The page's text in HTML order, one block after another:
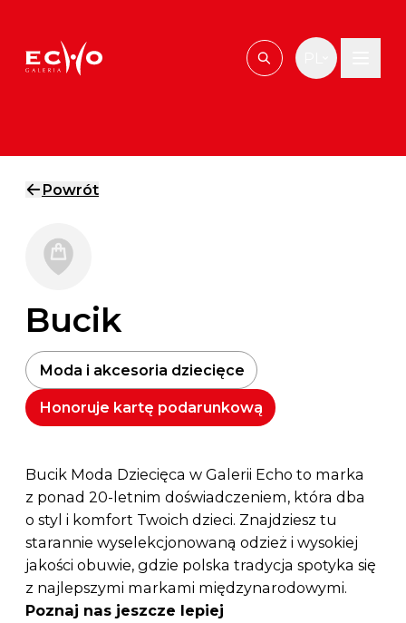
Wpisz, czego
Powrót
Bucik
Moda i akcesoria dziecięce
Honoruje kartę podarunkową
Bucik Moda Dziecięca w Galerii Echo to marka
z ponad 20-letnim doświadczeniem, która dba
o styl i komfort Twoich dzieci. Znajdziesz tu
starannie wyselekcjonowaną odzież i wysokiej
jakości obuwie, gdzie polska tradycja spotyka się
z najlepszymi markami międzynarodowymi.
Poznaj nas jeszcze lepiej